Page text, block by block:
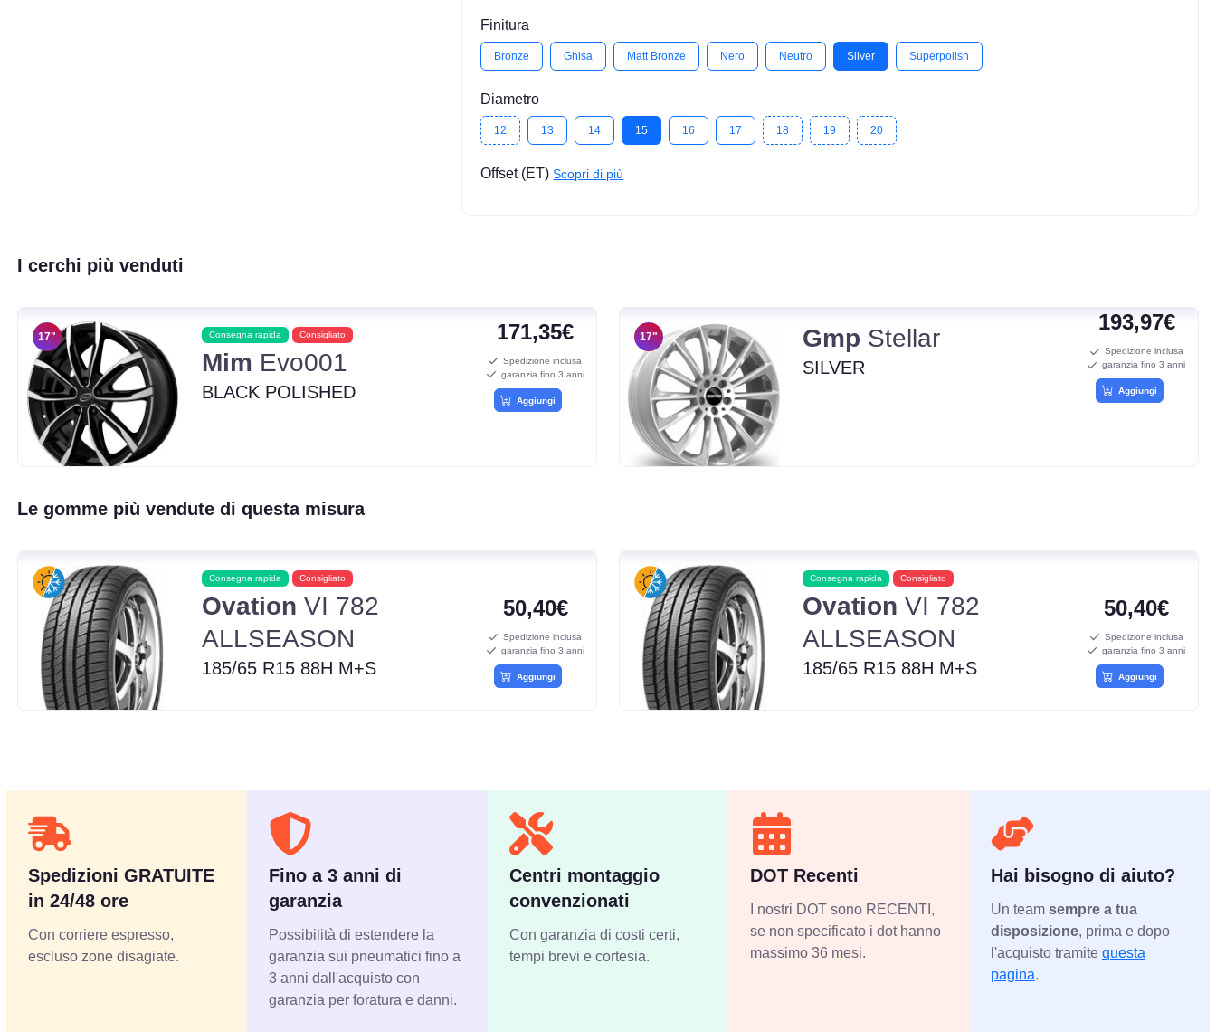
Finitura
Bronze Ghisa Matt Bronze Nero Neutro Silver Superpolish
Diametro
12 13 14 15 16 17 18 19 20
Offset (ET)Scopri di più
I cerchi più venduti
17" Consegna rapida Consigliato
Mim Evo001
BLACK POLISHED
171,35€
Spedizione inclusa
garanzia fino 3 anni
Aggiungi
17" Gmp Stellar
SILVER
193,97€
Spedizione inclusa
garanzia fino 3 anni
Aggiungi
Le gomme più vendute di questa misura
Consegna rapida Consigliato
Ovation VI 782
ALLSEASON
185/65 R15 88H M+S
50,40€
Spedizione inclusa
garanzia fino 3 anni
Aggiungi
Consegna rapida Consigliato
Ovation VI 782
ALLSEASON
185/65 R15 88H M+S
50,40€
Spedizione inclusa
garanzia fino 3 anni
Aggiungi
Spedizioni GRATUITE
in 24/48 ore
Con corriere espresso,
escluso zone disagiate.
Fino a 3 anni di
garanzia
Possibilità di estendere la
garanzia sui pneumatici fino a
3 anni dall'acquisto con
garanzia per foratura e danni.
Centri montaggio
convenzionati
Con garanzia di costi certi,
tempi brevi e cortesia.
DOT Recenti
I nostri DOT sono RECENTI,
se non specificato i dot hanno
massimo 36 mesi.
Hai bisogno di aiuto?
Un team sempre a tua
disposizione, prima e dopo
l'acquisto tramite questa
pagina.